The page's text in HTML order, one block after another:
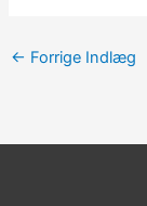
← Forrige Indlæg